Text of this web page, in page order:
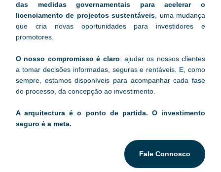
das medidas governamentais para acelerar o
licenciamento de projectos sustentáveis , uma mudança
que cria novas oportunidades para investidores e
promotores.
O nosso compromisso é claro: ajudar os nossos clientes
a tomar decisões informadas, seguras e rentáveis. E, como
sempre, estamos disponíveis para acompanhar cada fase
do processo, da concepção ao investimento.
A arquitectura é o ponto de partida. O investimento
seguro é a meta.
Fale Connosco